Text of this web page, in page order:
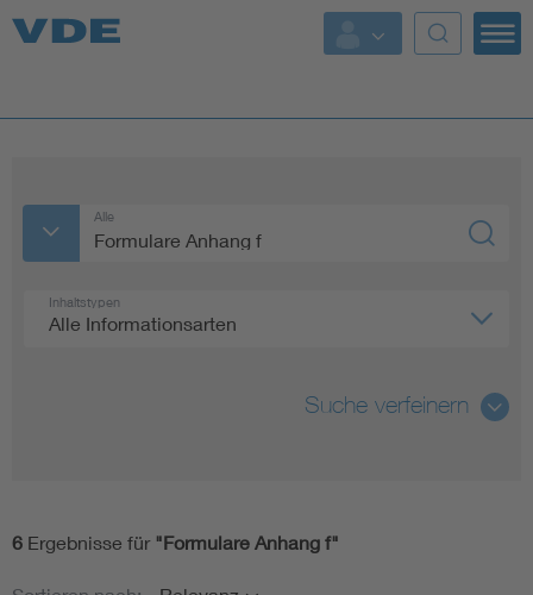
Top Themen
Fokusthemen
AI & Digital Trust
Health
Alle
Inhaltstypen
Alle Informationsarten
Suche verfeinern
6 Ergebnisse für"Formulare Anhang f"